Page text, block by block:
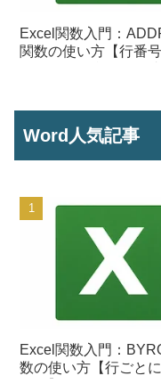
Excel関数入門：
関数の使い方【行番
Word人気記事
Excel関数入門：
数の使い方【行ごと